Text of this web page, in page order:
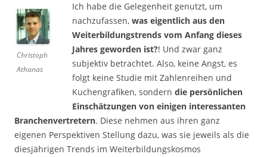
Christoph
Athanas
Ich habe die Gelegenheit genutzt, um
nachzufassen, was eigentlich aus den
Weiterbildungstrends vom Anfang dieses
Jahres geworden ist?! Und zwar ganz
subjektiv betrachtet. Also, keine Angst, es
folgt keine Studie mit Zahlenreihen und
Kuchengrafiken, sondern die persönlichen
Einschätzungen von einigen interessanten
Branchenvertretern. Diese nehmen aus ihren ganz
eigenen Perspektiven Stellung dazu, was sie jeweils als die
diesjährigen Trends im Weiterbildungskosmos